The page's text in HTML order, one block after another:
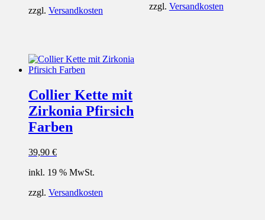
zzgl. Versandkosten
zzgl. Versandkosten
Collier Kette mit
Zirkonia Pfirsich
Farben
39,90 €
inkl. 19 % MwSt.
zzgl. Versandkosten